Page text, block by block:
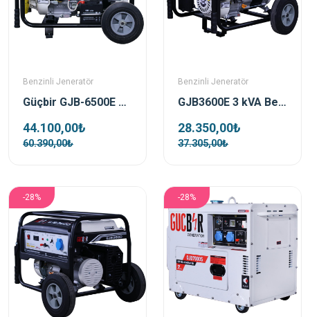
Benzinli Jeneratör
Güçbir GJB-6500E Benzinli Portatif Jeneratör
44.100,00₺
60.390,00₺
Benzinli Jeneratör
GJB3600E 3 kVA Benzinli Marşlı Portatif Jeneratör
28.350,00₺
37.305,00₺
-28% -28%